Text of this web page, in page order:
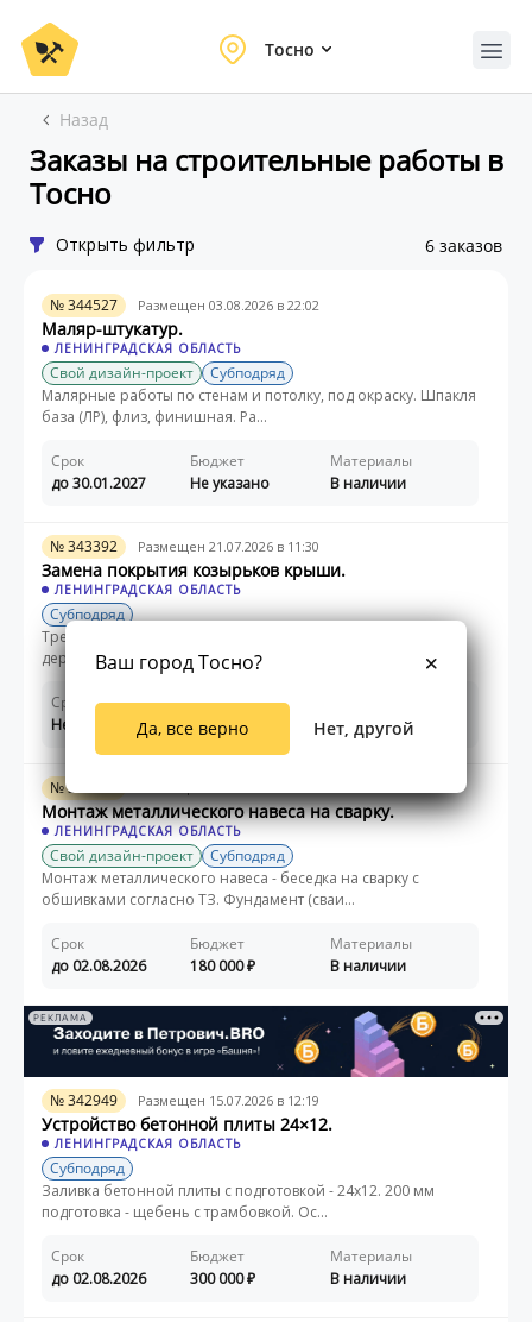
Тосно
Назад
Заказы на строительные работы в
Тосно
Открыть фильтр 6 заказов
№ 344527 Размещен 03.08.2026 в 22:02
Маляр-штукатур.
ЛЕНИНГРАДСКАЯ ОБЛАСТЬ
Свой дизайн-проект
Субподряд
Малярные работы по стенам и потолку, под окраску. Шпакля
база (ЛР), флиз, финишная. Ра...
Срок
до 30.01.2027
Бюджет
Не указано
Материалы
В наличии
№ 343392 Размещен 21.07.2026 в 11:30
Замена покрытия козырьков крыши.
ЛЕНИНГРАДСКАЯ ОБЛАСТЬ
Субподряд
Требуется выполнить ремонт козырьков крыши частного
деревянного дома в садоводстве "Эверес...
Срок
Не указано
Бюджет
Не указано
Не указано
№ 343069
Монтаж металлического навеса на сварку.
ЛЕНИНГРАДСКАЯ ОБЛАСТЬ
Свой дизайн-проект
Субподряд
Монтаж металлического навеса - беседка на сварку с
обшивками согласно ТЗ. Фундамент (сваи...
Срок
до 02.08.2026
Бюджет
180 000
Материалы
В наличии
РЕКЛАМА
№ 342949 Размещен 15.07.2026 в 12:19
Устройство бетонной плиты 24×12.
ЛЕНИНГРАДСКАЯ ОБЛАСТЬ
Субподряд
Заливка бетонной плиты с подготовкой - 24х12. 200 мм
подготовка - щебень с трамбовкой. Ос...
Срок
до 02.08.2026
Бюджет
300 000
Материалы
В наличии
Ваш город Тосно?
Да, все верно Нет, другой